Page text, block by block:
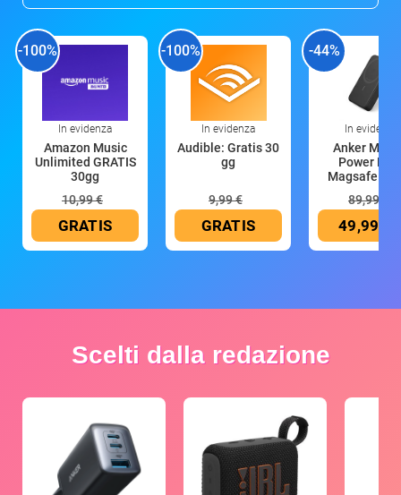
-100%
In evidenza
Amazon Music
Unlimited GRATIS
30gg
10,99 €
GRATIS
-100%
In evidenza
Audible: Gratis 30
gg
9,99 €
GRATIS
-44%
In evidenza
Anker
Power
Magsafe
89,99 €
49,99 €
Scelti dalla redazione